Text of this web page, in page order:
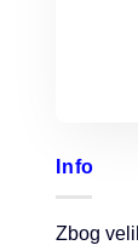
Info
Zbog